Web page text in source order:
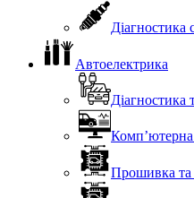
Діагностика
Автоелектрика
Діагностика
Комп’ютерна
Прошивка та